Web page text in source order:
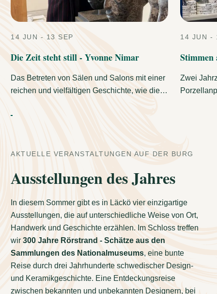
14 JUN - 13 SEP
Die Zeit steht still - Yvonne Nimar
Das Betreten von Sälen und Salons mit einer
reichen und vielfältigen Geschichte, wie die
den Ort und die Menschen, die ihn einst
14 JUN -
Zwei
AKTUELLE VERANSTALTUNGEN AUF DER BURG
Ausstellungen des Jahres
In diesem Sommer gibt es in Läckö vier einzigartige
Ausstellungen, die auf unterschiedliche Weise von Ort,
Handwerk und Geschichte erzählen. Im Schloss treffen
wir300 Jahre Rörstrand - Schätze aus den
Sammlungen des Nationalmuseums, eine bunte
Reise durch drei Jahrhunderte schwedischer Design-
und Keramikgeschichte. Eine Entdeckungsreise
zwischen bekannten und unbekannten Designern, bei